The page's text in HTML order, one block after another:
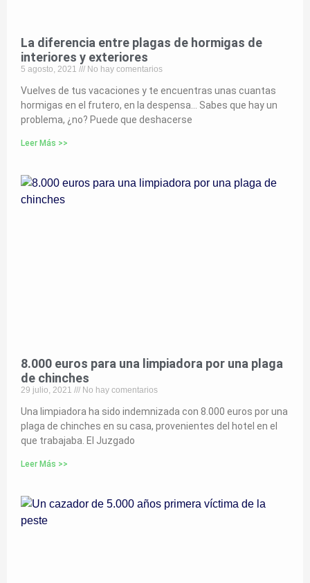
La diferencia entre plagas de hormigas de
interiores y exteriores
5 agosto, 2021 No hay comentarios
Vuelves de tus vacaciones y te encuentras unas cuantas
hormigas en el frutero, en la despensa… Sabes que hay un
problema, ¿no? Puede que deshacerse
Leer Más >>
8.000 euros para una limpiadora por una plaga
de chinches
29 julio, 2021 No hay comentarios
Una limpiadora ha sido indemnizada con 8.000 euros por una
plaga de chinches en su casa, provenientes del hotel en el
que trabajaba. El Juzgado
Leer Más >>